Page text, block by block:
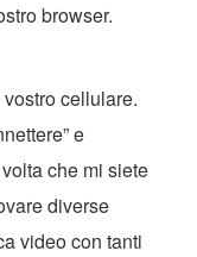
browser.
cellulare.
e
che mi siete
diverse
video con tanti